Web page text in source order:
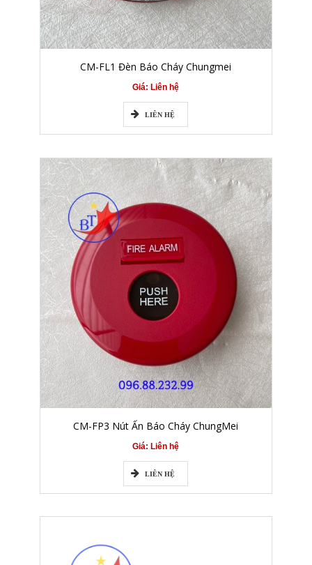
CM-FL1 Đèn Báo Cháy Chungmei
Giá: Liên hệ
LIÊN HỆ
CM-FP3 Nút Ấn Báo Cháy ChungMei
Giá: Liên hệ
LIÊN HỆ